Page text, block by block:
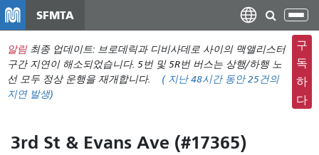
컨
텐
츠
뛰
SFMTA
탐
색
메
뉴
전
환
알림 최종 업데이트: 브로데릭과 디비사데로 사이의 맥앨리스터
구간 지연이 해소되었습니다. 5번 및 5R번 버스는 상행/하행 노
선 모두 정상 운행을 재개합니다.
( 지난 48시간 동안25건의
지연 발생)
구
독
하
다
3rd St & Evans Ave (#17365)